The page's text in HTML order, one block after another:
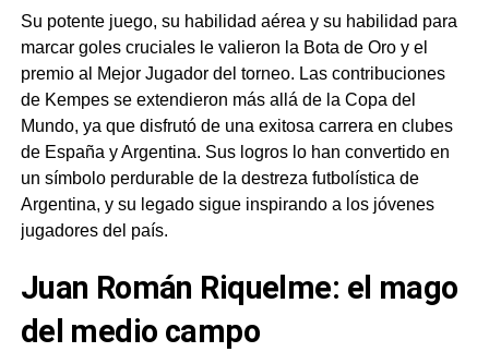
Su potente juego, su habilidad aérea y su habilidad para
marcar goles cruciales le valieron la Bota de Oro y el
premio al Mejor Jugador del torneo. Las contribuciones
de Kempes se extendieron más allá de la Copa del
Mundo, ya que disfrutó de una exitosa carrera en clubes
de España y Argentina. Sus logros lo han convertido en
un símbolo perdurable de la destreza futbolística de
Argentina, y su legado sigue inspirando a los jóvenes
jugadores del país.
Juan Román Riquelme: el mago
del medio campo